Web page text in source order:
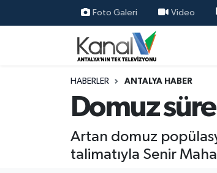
Foto Galeri Video
HABERLER ANTALYA HABER
Domuz
Artan domuz
talimatıyla Senir
Ana Haber
Antalya Haber
Nöbetçi Eczaneler
Hava Durumu
Trafik Durumu
Süper Lig Puan Durumu ve Fikstür